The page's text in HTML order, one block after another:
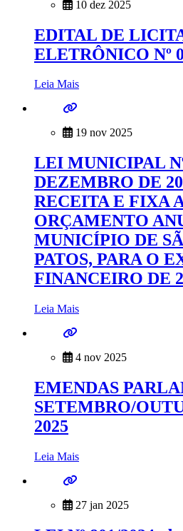
10 dez 2025
EDITAL DE
ELETRÔNICO Nº
Leia Mais
19 nov 2025
LEI MUNICIPAL
DEZEMBRO DE
RECEITA E FIXA
ORÇAMENTO
MUNICÍPIO DE
PATOS, PARA O
FINANCEIRO DE
Leia Mais
4 nov 2025
EMENDAS
SETEMBRO/
2025
Leia Mais
27 jan 2025